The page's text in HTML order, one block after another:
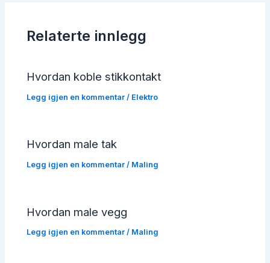
Relaterte innlegg
Hvordan koble stikkontakt
Legg igjen en kommentar / Elektro
Hvordan male tak
Legg igjen en kommentar / Maling
Hvordan male vegg
Legg igjen en kommentar / Maling